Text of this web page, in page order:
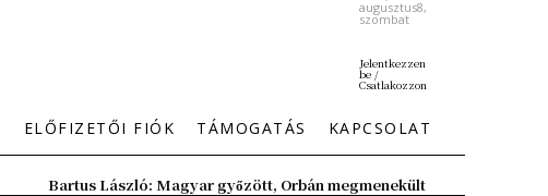
augusztus8,
szombat
Jelentkezzen
be /
Csatlakozzon
ELŐFIZETŐI FIÓK TÁMOGATÁS KAPCSOLAT
Bartus László: Magyar győzött, Orbán megmenekült